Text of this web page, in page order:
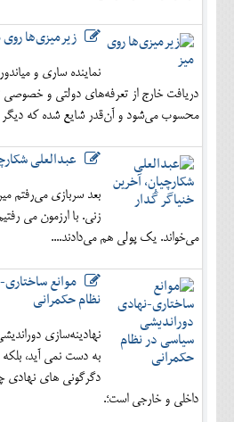
زیرمیزی‌ها روی
نماینده ساری و
دریافت خارج از تعرفه‌های دولتی و خصوصی
محسوب می‌شود و آن‌قدر شایع شده که دیگر
عبدالعلی
بعد سربازی می‌رفتم
زنی. با ارزمون می
می‌خواند. یک پولی هم می‌دادند....
موانع
نظام حکمرانی
نهادینه‌سازی
به دست نمی آید، بلکه
دگرگونی های نهادی
داخلی و خارجی است؛.